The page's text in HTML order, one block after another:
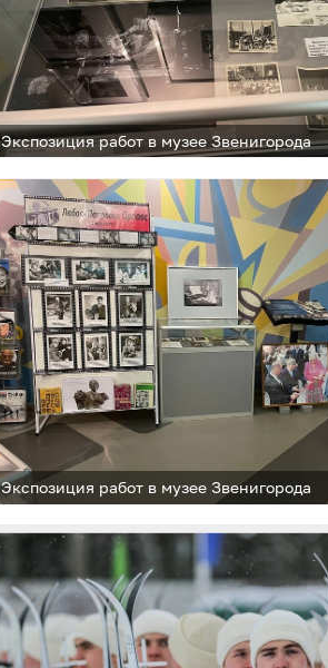
Экспозиция работ в музее Звенигорода
Экспозиция работ в музее Звенигорода